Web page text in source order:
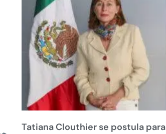
Tatiana Clouthier se postula para